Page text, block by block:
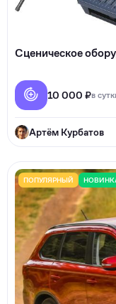
Сценическое
10 000 ₽в
Артём Курбатов
ПОПУЛЯРНЫЙ